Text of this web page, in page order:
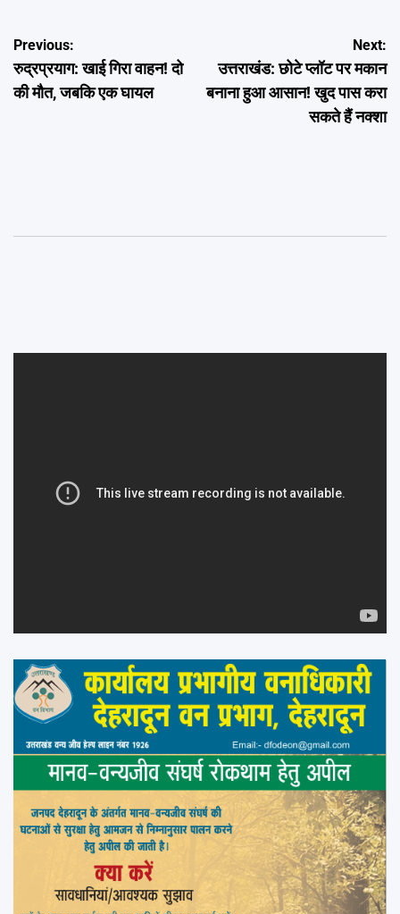
Post
navigation
Previous:
रुद्रप्रयाग: खाई गिरा वाहन! दो
की मौत, जबकि एक घायल
Next:
उत्तराखंड: छोटे प्लॉट पर मकान
बनाना हुआ आसान! खुद पास करा
सकते हैं नक्शा